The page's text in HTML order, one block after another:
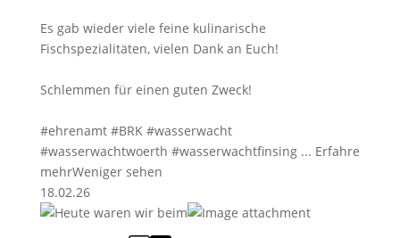
Es gab wieder viele feine kulinarische
Fischspezialitäten, vielen Dank an Euch!
Schlemmen für einen guten Zweck!
#ehrenamt #BRK #wasserwacht
#wasserwachtwoerth #wasserwachtfinsing ... Erfahre
mehrWeniger sehen
18.02.26